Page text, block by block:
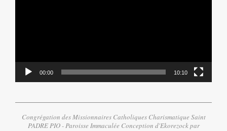
00:00 10:10
Congrégation des Missionnaires Catholiques Charismatique Saint
PADRE PIO - Paroisse Immaculée Conception d'Ekorezock par